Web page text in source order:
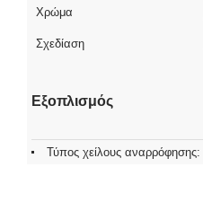
Χρώμα
Σχεδίαση
Εξοπλισμός
Τύπος χείλους